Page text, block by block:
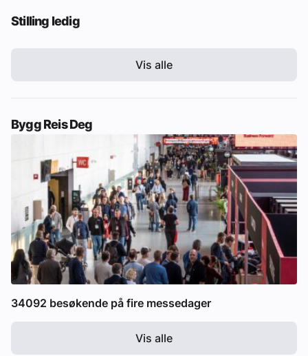
Stilling ledig
Vis alle
Bygg Reis Deg
34092 besøkende på fire messedager
Vis alle